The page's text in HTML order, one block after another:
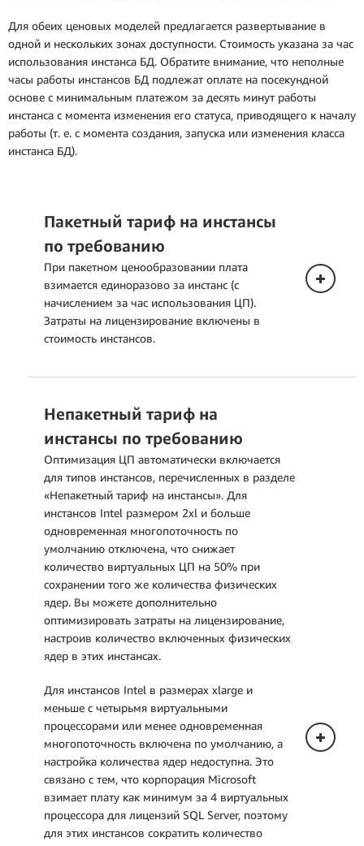
Для обеих ценовых моделей предлагается развертывание в
одной и нескольких зонах доступности. Стоимость указана за час
использования инстанса БД. Обратите внимание, что неполные
часы работы инстансов БД подлежат оплате на посекундной
основе с минимальным платежом за десять минут работы
инстанса с момента изменения его статуса, приводящего к началу
работы (т. е. с момента создания, запуска или изменения класса
инстанса БД).
Пакетный тариф на инстансы
по требованию
При пакетном ценообразовании плата
взимается единоразово за инстанс (с
начислением за час использования ЦП).
Затраты на лицензирование включены в
стоимость инстансов.
Непакетный тариф на
инстансы по требованию
Оптимизация ЦП автоматически включается
для типов инстансов, перечисленных в разделе
«Непакетный тариф на инстансы». Для
инстансов Intel размером 2xl и больше
одновременная многопоточность по
умолчанию отключена, что снижает
количество виртуальных ЦП на 50% при
сохранении того же количества физических
ядер. Вы можете дополнительно
оптимизировать затраты на лицензирование,
настроив количество включенных физических
ядер в этих инстансах.
Для инстансов Intel в размерах xlarge и
меньше с четырьмя виртуальными
процессорами или менее одновременная
многопоточность включена по умолчанию, а
настройка количества ядер недоступна. Это
связано с тем, что корпорация Microsoft
взимает плату как минимум за 4 виртуальных
процессора для лицензий SQL Server, поэтому
для этих инстансов сократить количество